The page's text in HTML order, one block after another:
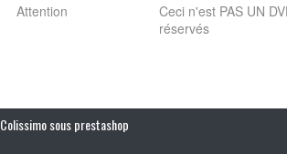
Attention
Ceci n'est PAS UN
réservés
Colissimo sous prestashop